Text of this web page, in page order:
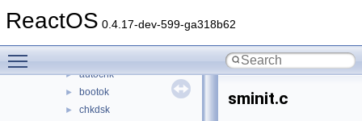
ReactOS 0.4.17-dev-599-ga318b62
► setup
► autochk
► bootok
► chkdsk
sminit.c